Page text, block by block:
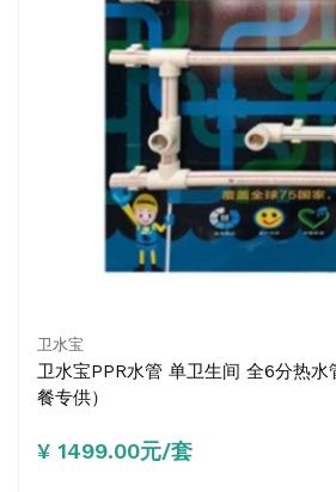
卫水宝
卫水宝PPR水管 单卫生间 全6分热水
餐专供）
¥ 1499.00元/套